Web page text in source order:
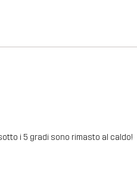
i 5 gradi sono rimasto al caldo!